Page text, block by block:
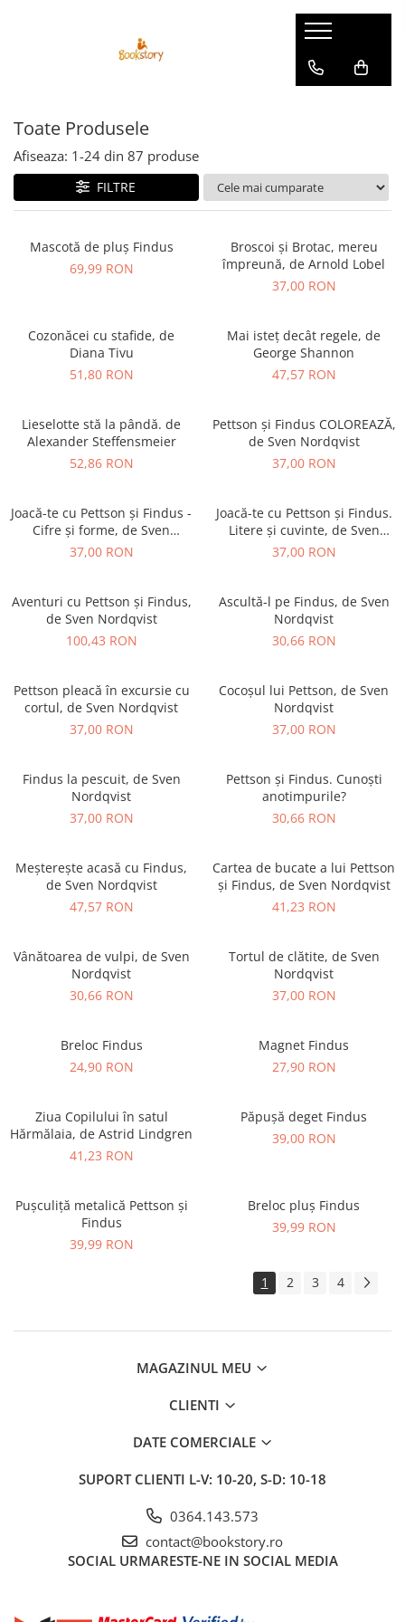
Carte copii - recomandări ALINAre
Carte adulți
Carte copii - raftul BookTruck
Miau-Miau
Pettson și Findus
Vouchere Cadou
Toate Produsele
Afiseaza: 1-24 din 87 produse
FILTRE
Mascotă de pluș Findus
69,99 RON
Broscoi și Brotac, mereu
împreună, de Arnold Lobel
37,00 RON
Cozonăcei cu stafide, de
Diana Tivu
51,80 RON
Mai isteț decât regele, de
George Shannon
47,57 RON
Lieselotte stă la pândă. de
Alexander Steffensmeier
52,86 RON
Pettson și Findus COLOREAZĂ,
de Sven Nordqvist
37,00 RON
Joacă-te cu Pettson și Findus -
Cifre și forme, de Sven
Nordqvist
37,00 RON
Joacă-te cu Pettson și Findus.
Litere și cuvinte, de Sven
Nordqvist
37,00 RON
Aventuri cu Pettson și Findus,
de Sven Nordqvist
100,43 RON
Ascultă-l pe Findus, de Sven
Nordqvist
30,66 RON
Pettson pleacă în excursie cu
cortul, de Sven Nordqvist
37,00 RON
Cocoșul lui Pettson, de Sven
Nordqvist
37,00 RON
Findus la pescuit, de Sven
Nordqvist
37,00 RON
Pettson și Findus. Cunoști
anotimpurile?
30,66 RON
Meșterește acasă cu Findus,
de Sven Nordqvist
47,57 RON
Cartea de bucate a lui Pettson
și Findus, de Sven Nordqvist
41,23 RON
Vânătoarea de vulpi, de Sven
Nordqvist
30,66 RON
Tortul de clătite, de Sven
Nordqvist
37,00 RON
Breloc Findus
24,90 RON
Magnet Findus
27,90 RON
Ziua Copilului în satul
Hărmălaia, de Astrid Lindgren
41,23 RON
Păpușă deget Findus
39,00 RON
Pușculiță metalică Pettson și
Findus
39,99 RON
Breloc pluș Findus
39,99 RON
1 2 3 4
MAGAZINUL MEU
CLIENTI
DATE COMERCIALE
SUPORT CLIENTI L-V: 10-20, S-D: 10-18
0364.143.573
contact@bookstory.ro
SOCIAL URMARESTE-NE IN SOCIAL MEDIA